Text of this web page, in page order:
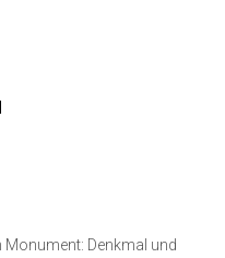
Monument: Denkmal und